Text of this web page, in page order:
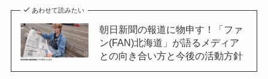
あわせて読みたい
朝日新聞の報道に物申す！「ファ
ン(FAN)北海道」が語るメディア
との向き合い方と今後の活動方針